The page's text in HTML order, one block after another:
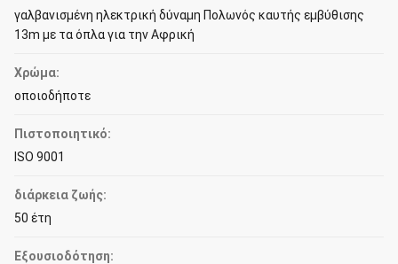
γαλβανισμένη ηλεκτρική δύναμη Πολωνός καυτής εμβύθισης
13m με τα όπλα για την Αφρική
Χρώμα:
οποιοδήποτε
Πιστοποιητικό:
ISO 9001
διάρκεια ζωής:
50 έτη
Εξουσιοδότηση: